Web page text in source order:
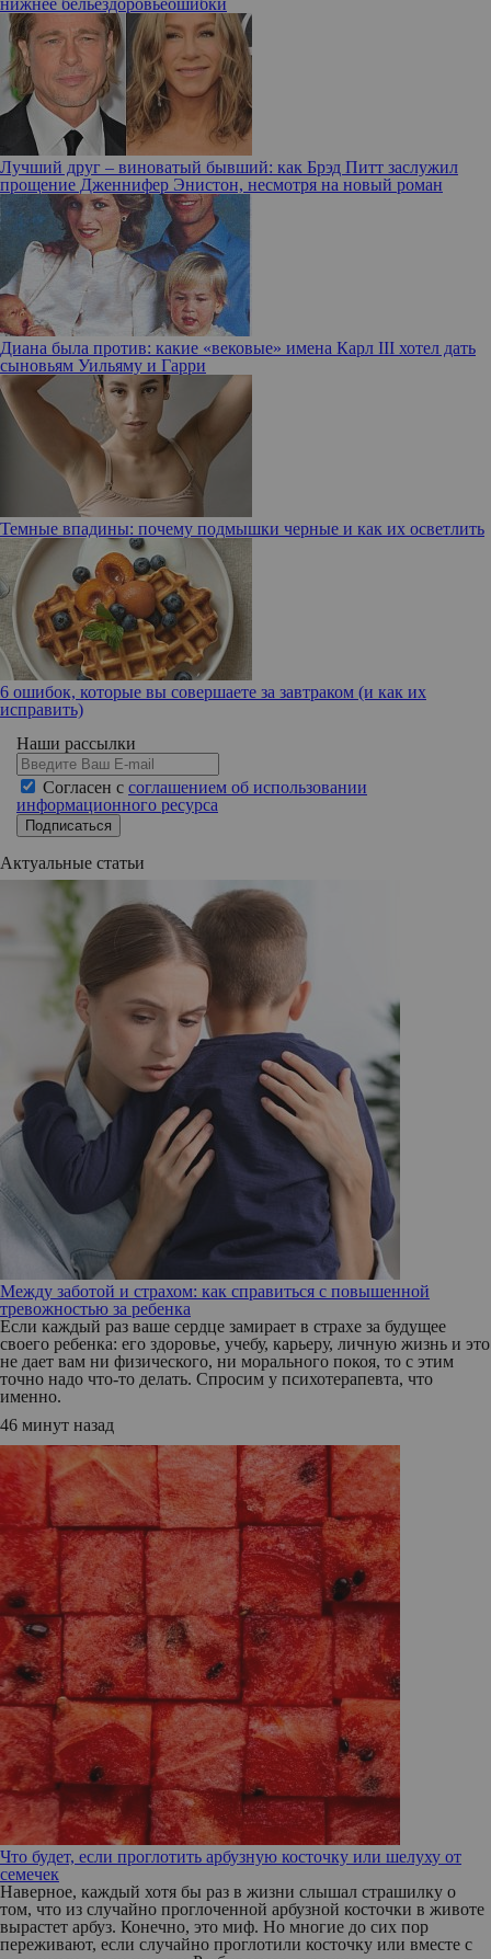
Лучший друг – виноватый бывший: как Брэд Питт заслужил
прощение Дженнифер Энистон, несмотря на новый роман
Диана была против: какие «вековые» имена Карл III хотел дать
сыновьям Уильяму и Гарри
Темные впадины: почему подмышки черные и как их осветлить
6 ошибок, которые вы совершаете за завтраком (и как их
исправить)
Наши рассылки
Согласен с соглашением об использовании
информационного ресурса
Подписаться
Актуальные статьи
Между заботой и страхом: как справиться с повышенной
тревожностью за ребенка
Если каждый раз ваше сердце замирает в страхе за будущее
своего ребенка: его здоровье, учебу, карьеру, личную жизнь и это
не дает вам ни физического, ни морального покоя, то с этим
точно надо что-то делать. Спросим у психотерапевта, что
именно.
46 минут назад
Что будет, если проглотить арбузную косточку или шелуху от
семечек
Наверное, каждый хотя бы раз в жизни слышал страшилку о
том, что из случайно проглоченной арбузной косточки в животе
вырастет арбуз. Конечно, это миф. Но многие до сих пор
переживают, если случайно проглотили косточку или вместе с